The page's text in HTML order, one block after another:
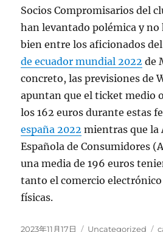
Socios Compromisarios del
han levantado polémica y
bien entre los aficionados
de ecuador mundial 2022 de
concreto, las previsiones de
apuntan que el ticket medio
los 162 euros durante estas
españa 2022 mientras que la
Española de Consumidores
una media de 196 euros
tanto el comercio
físicas.
Publicado
2023年11月17日 Categorías
Uncategorized